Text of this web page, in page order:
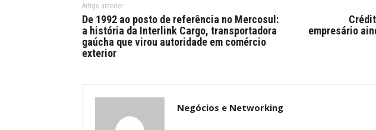
Artigo anterior
De 1992 ao posto de referência no Mercosul:
a história da Interlink Cargo, transportadora
gaúcha que virou autoridade em comércio
exterior
empresário
Negócios e Networking